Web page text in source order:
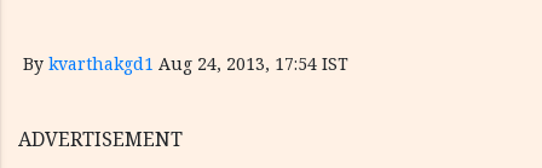
By kvarthakgd1 Aug 24, 2013, 17:54 IST
ADVERTISEMENT